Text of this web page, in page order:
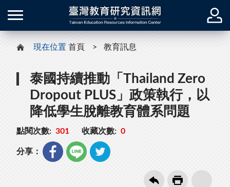
現在位置 首頁 教育訊息
泰國持續推動「Thailand Zero
Dropout PLUS」政策執行，以
降低學生脫離教育體系問題
點閱次數: 301 收藏次數: 0
分享：